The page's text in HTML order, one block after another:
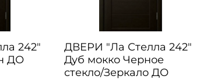
242"
ДО
ДВЕРИ "Ла Стелла 242"
Дуб мокко Черное
стекло/Зеркало ДО